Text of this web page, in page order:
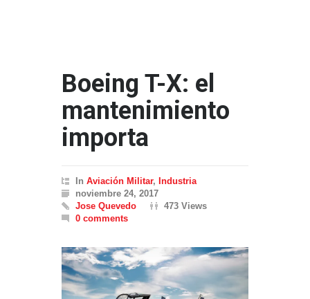
Boeing T-X: el
mantenimiento
importa
In Aviación Militar, Industria
noviembre 24, 2017
Jose Quevedo
473 Views
0 comments